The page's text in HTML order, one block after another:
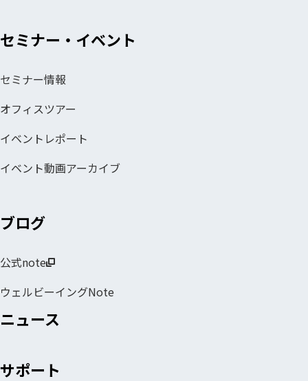
セミナー・イベント
セミナー情報
オフィスツアー
イベントレポート
イベント動画アーカイブ
ブログ
公式note
ウェルビーイングNote
ニュース
サポート